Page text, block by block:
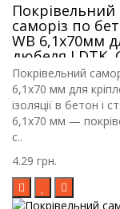
Покрівельний
саморіз по
WB 6,1х70мм
дюбеля LDTK,
RIF
Покрівельний
6,1х70 мм для
ізоляції в бетон і
6,1х70 мм —
с..
4.29 грн.